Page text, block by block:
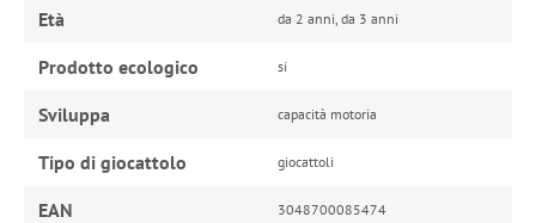
Età da 2 anni, da 3 anni
Prodotto ecologico si
Sviluppa capacità motoria
Tipo di giocattolo giocattoli
EAN 3048700085474